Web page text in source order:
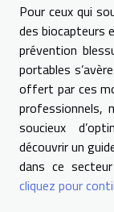
Pour ceux qui
des biocapteurs
prévention
portables
offert par ces
professionnels,
soucieux
découvrir un
dans ce
cliquez pour